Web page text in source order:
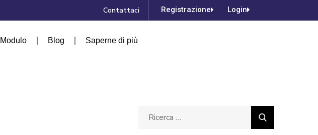
Contattaci Registrazione Login
Modulo Blog Saperne di più